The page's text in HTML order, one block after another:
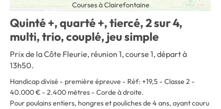
Courses à Clairefontaine
Quinté +, quarté +, tiercé, 2 sur 4,
multi, trio, couplé, jeu simple
Prix de la Côte Fleurie, réunion 1, course 1, départ à
13h50.
Handicap divisé - première épreuve - Réf: +19,5 - Classe 2 -
40.000 € - 2.400 mètres - Corde à droite.
Pour poulains entiers, hongres et pouliches de 4 ans, ayant couru